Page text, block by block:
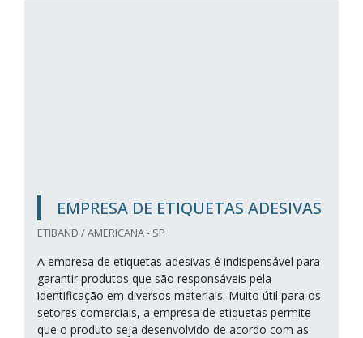
EMPRESA DE ETIQUETAS ADESIVAS
ETIBAND / AMERICANA - SP
A empresa de etiquetas adesivas é indispensável para
garantir produtos que são responsáveis pela
identificação em diversos materiais. Muito útil para os
setores comerciais, a empresa de etiquetas permite
que o produto seja desenvolvido de acordo com as